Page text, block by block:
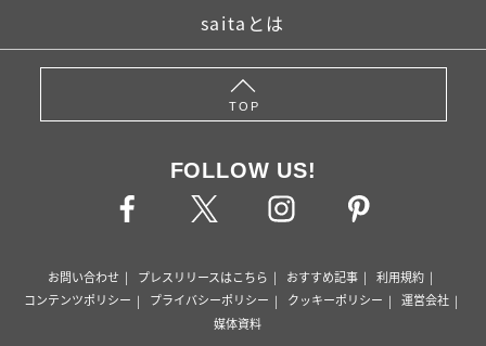
saitaとは
TOP
FOLLOW US!
お問い合わせ プレスリリースはこちら おすすめ記事
利用規約
コンテンツポリシー
プライバシーポリシー クッキーポリシー
運営会社
媒体資料